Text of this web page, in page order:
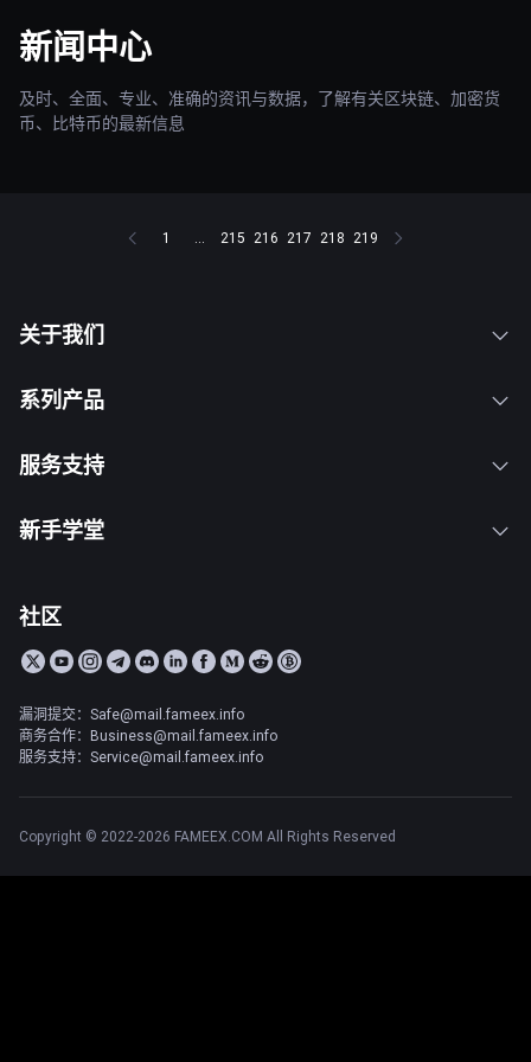
新闻中心
及时、全面、专业、准确的资讯与数据，了解有关区块链、加密货
币、比特币的最新信息
1 ... 215 216 217 218 219
关于我们
系列产品
服务支持
新手学堂
社区
漏洞提交：Safe@mail.fameex.info
商务合作：Business@mail.fameex.info
服务支持：Service@mail.fameex.info
Copyright © 2022-2026 FAMEEX.COM All Rights Reserved